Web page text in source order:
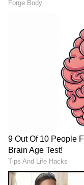
Karna Serial :
ಕರ್ಣ, ನಾಚಿನೀರಾದ
Amruthadhaare
ಮಗಳಿಗೆ ತಟ್ಟಿತು;
ಬಂತು!